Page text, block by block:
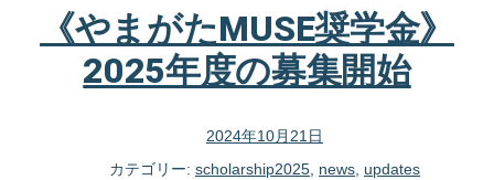
《やまがたMUSE奨学金》
2025年度の募集開始
2024年10月21日
カテゴリー: scholarship2025, news, updates